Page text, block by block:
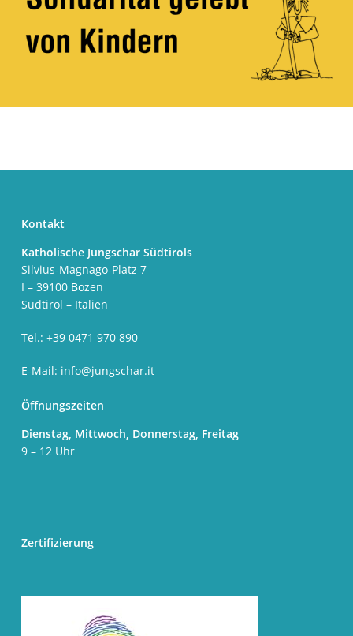
Kontakt
Katholische Jungschar Südtirols
Silvius-Magnago-Platz 7
I – 39100 Bozen
Südtirol – Italien
Tel.: +39 0471 970 890
E-Mail: info@jungschar.it
Öffnungszeiten
Dienstag, Mittwoch, Donnerstag, Freitag
9 – 12 Uhr
Zertifizierung